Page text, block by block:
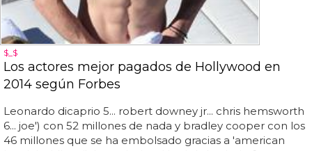
$_$
Los actores mejor pagados de Hollywood en
2014 según Forbes
Leonardo dicaprio 5... robert downey jr... chris hemsworth
6... joe') con 52 millones de nada y bradley cooper con los
46 millones que se ha embolsado gracias a 'american